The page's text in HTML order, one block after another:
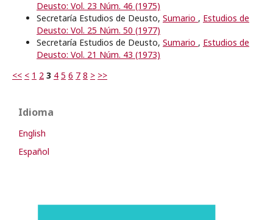
Deusto: Vol. 23 Núm. 46 (1975)
Secretaría Estudios de Deusto, Sumario , Estudios de
Deusto: Vol. 25 Núm. 50 (1977)
Secretaría Estudios de Deusto, Sumario , Estudios de
Deusto: Vol. 21 Núm. 43 (1973)
<< < 1 2 3 4 5 6 7 8 > >>
Idioma
English
Español